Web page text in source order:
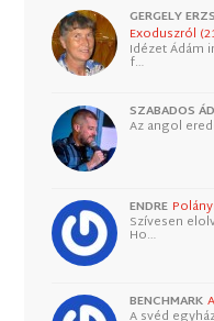
GERGELY
Exoduszról
Idézet Ádám
f…
SZABADOS
Az angol
ENDRE
Szívesen
Ho…
BENCHMARK
A svéd